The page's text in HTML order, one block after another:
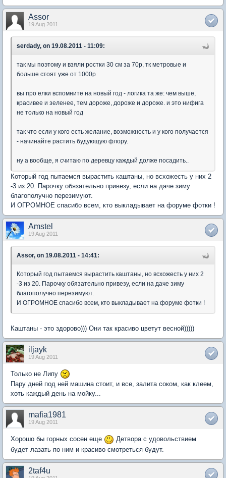
Assor
19 Aug 2011
serdady, on 19.08.2011 - 11:09:
так мы поэтому и взяли ростки 30 см за 70р, тк метровые и
больше стоят уже от 1000р
вы про елки вспомните на новый год - логика та же: чем выше,
красивее и зеленее, тем дороже, дороже и дороже. и это нифига
не только на новый год
так что если у кого есть желание, возможность и у кого получается
- начинайте растить будующую флору.
ну а вообще, я считаю по деревцу каждый долже посадить..
Который год пытаемся вырастить каштаны, но всхожесть у них 2
-3 из 20. Парочку обязательно привезу, если на даче зиму
благополучно перезимуют.
И ОГРОМНОЕ спасибо всем, кто выкладывает на форуме фотки !
Amstel
19 Aug 2011
Assor, on 19.08.2011 - 14:41:
Который год пытаемся вырастить каштаны, но всхожесть у них 2
-3 из 20. Парочку обязательно привезу, если на даче зиму
благополучно перезимуют.
И ОГРОМНОЕ спасибо всем, кто выкладывает на форуме фотки !
Каштаны - это здорово))) Они так красиво цветут весной)))))
iljayk
19 Aug 2011
Только не Липу
Пару дней под ней машина стоит, и все, залита соком, как клеем,
хоть каждый день на мойку...
mafia1981
19 Aug 2011
Хорошо бы горных сосен еще
Детвора с удовольствием
будет лазать по ним и красиво смотреться будут.
2taf4u